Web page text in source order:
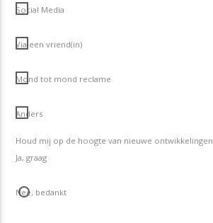
Social Media
Via een vriend(in)
Mond tot mond reclame
Anders
Houd mij op de hoogte van nieuwe ontwikkelingen
Ja, graag
Nee, bedankt